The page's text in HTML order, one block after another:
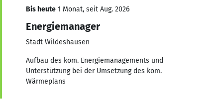
Bis heute 1 Monat, seit Aug. 2026
Energiemanager
Stadt Wildeshausen
Aufbau des kom. Energiemanagements und
Unterstützung bei der Umsetzung des kom.
Wärmeplans